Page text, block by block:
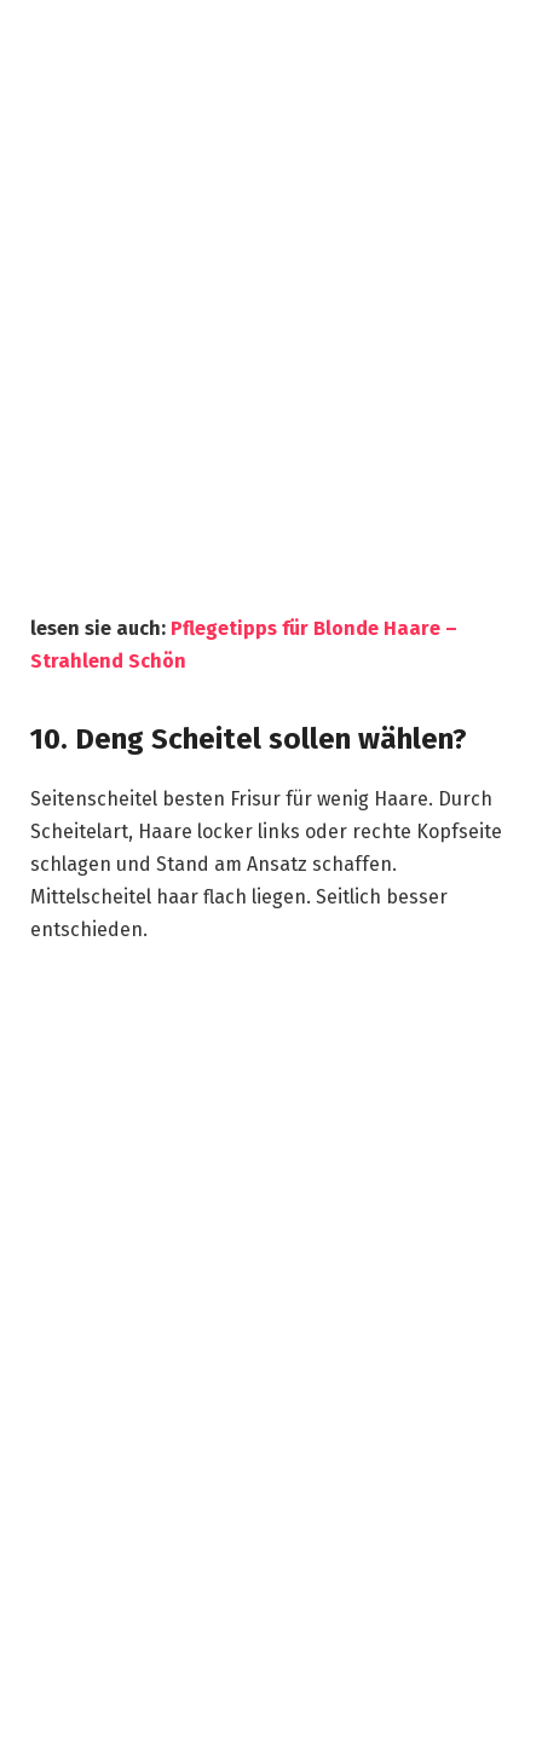
lesen sie auch: Pflegetipps für Blonde Haare –
Strahlend Schön
10. Deng Scheitel sollen wählen?
Seitenscheitel besten Frisur für wenig Haare. Durch
Scheitelart, Haare locker links oder rechte Kopfseite
schlagen und Stand am Ansatz schaffen.
Mittelscheitel haar flach liegen. Seitlich besser
entschieden.